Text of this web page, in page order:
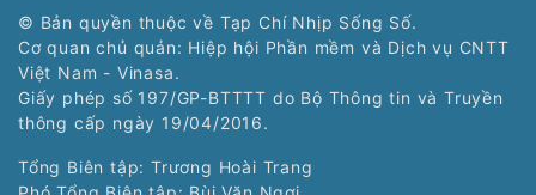
© Bản quyền thuộc về Tạp Chí Nhịp Sống Số.
Cơ quan chủ quản: Hiệp hội Phần mềm và Dịch vụ CNTT
Việt Nam - Vinasa.
Giấy phép số 197/GP-BTTTT do Bộ Thông tin và Truyền
thông cấp ngày 19/04/2016.
Tổng Biên tập: Trương Hoài Trang